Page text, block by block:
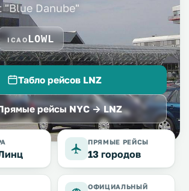
"Blue Danube"
ICAO LOWL
Табло рейсов LNZ
рейсы NYC → LNZ
ПРЯМЫЕ РЕЙСЫ
13 городов
ОФИЦИАЛЬНЫЙ